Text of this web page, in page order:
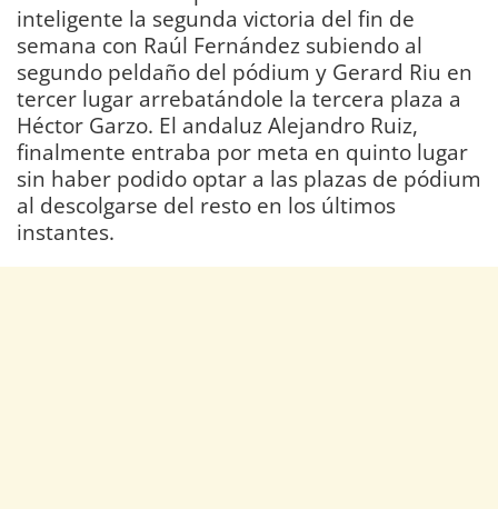
inteligente la segunda victoria del fin de
semana con Raúl Fernández subiendo al
segundo peldaño del pódium y Gerard Riu en
tercer lugar arrebatándole la tercera plaza a
Héctor Garzo. El andaluz Alejandro Ruiz,
finalmente entraba por meta en quinto lugar
sin haber podido optar a las plazas de pódium
al descolgarse del resto en los últimos
instantes.